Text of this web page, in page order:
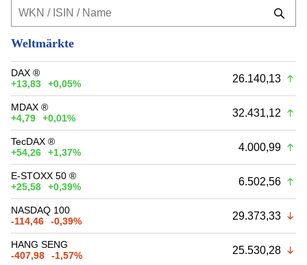
Weltmärkte
DAX ®
+13,83
+0,05% 26.140,13
MDAX ®
+4,79
+0,01% 32.431,12
TecDAX ®
+54,26
+1,37% 4.000,99
E-STOXX 50 ®
+25,58
+0,39% 6.502,56
NASDAQ 100
-114,46
-0,39% 29.373,33
HANG SENG
-407,98
-1,57% 25.530,28